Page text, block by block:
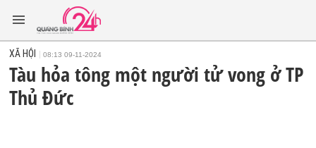
XÃ HỘI 08:13 09-11-2024
Tàu hỏa tông một người tử vong ở TP
Thủ Đức